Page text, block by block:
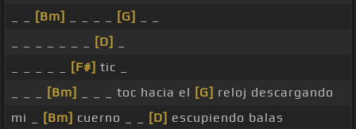
[Bm] [G]
[D]
[F#] tic _
[Bm] _ _ _ toc hacia el [G] reloj descargando
mi _
[Bm] cuerno _ _ [D] escupiendo balas